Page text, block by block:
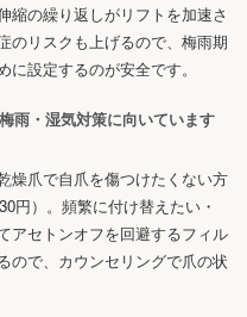
の繰り返しがリフトを加速さ
のリスクも上げるので、梅雨期
設定するのが安全です。
雨・湿気対策に向いています
燥爪で自爪を傷つけたくない方
円）。頻繁に付け替えたい・
アセトンオフを回避するフィル
ので、カウンセリングで爪の状